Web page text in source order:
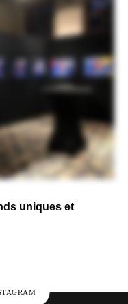
uniques et